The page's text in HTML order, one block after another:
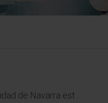
de Navarra est